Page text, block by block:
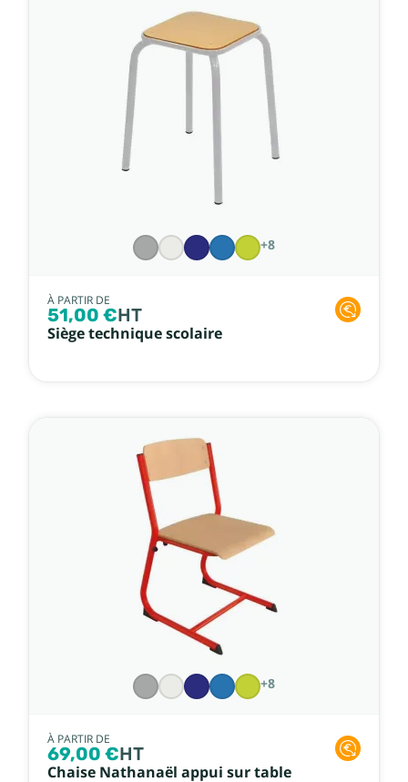
+8
À PARTIR DE
51,00 €HT
Siège technique scolaire
+8
À PARTIR DE
69,00 €HT
Chaise Nathanaël appui sur table